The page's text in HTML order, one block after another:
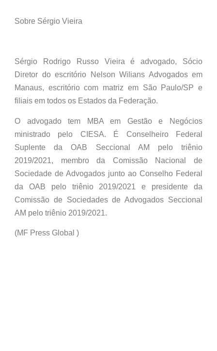
Sobre Sérgio Vieira
Sérgio Rodrigo Russo Vieira é advogado, Sócio
Diretor do escritório Nelson Wilians Advogados em
Manaus, escritório com matriz em São Paulo/SP e
filiais em todos os Estados da Federação.
O advogado tem MBA em Gestão e Negócios
ministrado pelo CIESA. É Conselheiro Federal
Suplente da OAB Seccional AM pelo triênio
2019/2021, membro da Comissão Nacional de
Sociedade de Advogados junto ao Conselho Federal
da OAB pelo triênio 2019/2021 e presidente da
Comissão de Sociedades de Advogados Seccional
AM pelo triênio 2019/2021.
(MF Press Global )